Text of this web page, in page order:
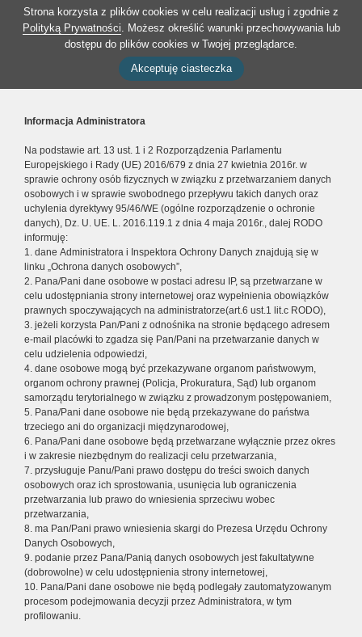
Strona korzysta z plików cookies w celu realizacji usług i zgodnie z
Polityką Prywatności. Możesz określić warunki przechowywania lub
dostępu do plików cookies w Twojej przeglądarce.
Akceptuję ciasteczka
Informacja Administratora
Na podstawie art. 13 ust. 1 i 2 Rozporządzenia Parlamentu
Europejskiego i Rady (UE) 2016/679 z dnia 27 kwietnia 2016r. w
sprawie ochrony osób fizycznych w związku z przetwarzaniem danych
osobowych i w sprawie swobodnego przepływu takich danych oraz
uchylenia dyrektywy 95/46/WE (ogólne rozporządzenie o ochronie
danych), Dz. U. UE. L. 2016.119.1 z dnia 4 maja 2016r., dalej RODO
informuję:
1. dane Administratora i Inspektora Ochrony Danych znajdują się w
linku „Ochrona danych osobowych”,
2. Pana/Pani dane osobowe w postaci adresu IP, są przetwarzane w
celu udostępniania strony internetowej oraz wypełnienia obowiązków
prawnych spoczywających na administratorze(art.6 ust.1 lit.c RODO),
3. jeżeli korzysta Pan/Pani z odnośnika na stronie będącego adresem
e-mail placówki to zgadza się Pan/Pani na przetwarzanie danych w
celu udzielenia odpowiedzi,
4. dane osobowe mogą być przekazywane organom państwowym,
organom ochrony prawnej (Policja, Prokuratura, Sąd) lub organom
samorządu terytorialnego w związku z prowadzonym postępowaniem,
5. Pana/Pani dane osobowe nie będą przekazywane do państwa
trzeciego ani do organizacji międzynarodowej,
6. Pana/Pani dane osobowe będą przetwarzane wyłącznie przez okres
i w zakresie niezbędnym do realizacji celu przetwarzania,
7. przysługuje Panu/Pani prawo dostępu do treści swoich danych
osobowych oraz ich sprostowania, usunięcia lub ograniczenia
przetwarzania lub prawo do wniesienia sprzeciwu wobec
przetwarzania,
8. ma Pan/Pani prawo wniesienia skargi do Prezesa Urzędu Ochrony
Danych Osobowych,
9. podanie przez Pana/Panią danych osobowych jest fakultatywne
(dobrowolne) w celu udostępnienia strony internetowej,
10. Pana/Pani dane osobowe nie będą podlegały zautomatyzowanym
procesom podejmowania decyzji przez Administratora, w tym
profilowaniu.